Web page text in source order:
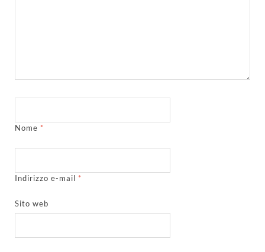
Nome *
Indirizzo e-mail *
Sito web